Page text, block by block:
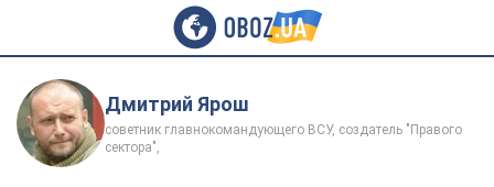
Дмитрий Ярош
советник главнокомандующего ВСУ, создатель "Правого
сектора",